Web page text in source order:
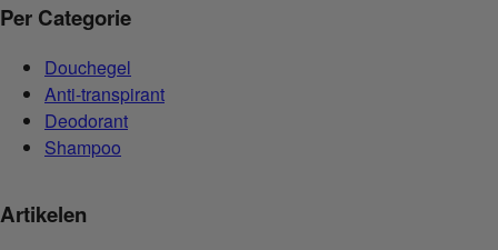
Per Categorie
Douchegel
Anti-transpirant
Deodorant
Shampoo
Artikelen